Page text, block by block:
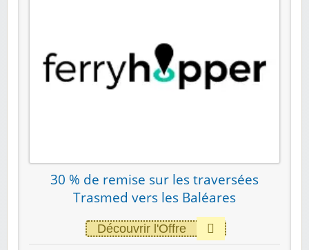
30 % de remise sur les traversées
Trasmed vers les Baléares
Découvrir l'Offre